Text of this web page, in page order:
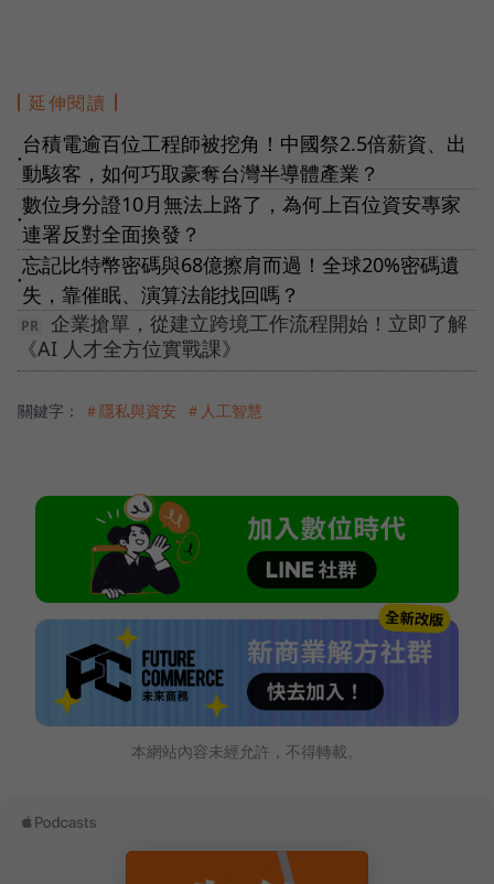
延伸閱讀
●
台積電逾百位工程師被挖角！中國祭2.5倍薪資、出
動駭客，如何巧取豪奪台灣半導體產業？
●
數位身分證10月無法上路了，為何上百位資安專家
連署反對全面換發？
●
忘記比特幣密碼與68億擦肩而過！全球20%密碼遺
失，靠催眠、演算法能找回嗎？
企業搶單，從建立跨境工作流程開始！立即了解
《AI 人才全方位實戰課》
關鍵字： ＃隱私與資安 ＃人工智慧
本網站內容未經允許，不得轉載。